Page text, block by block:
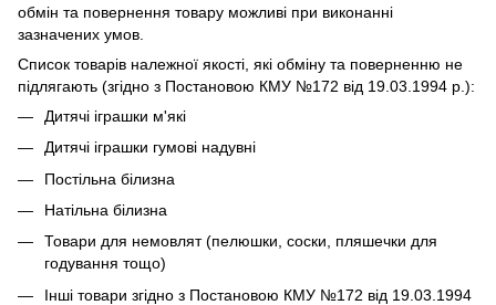
обмін та повернення товару можливі при виконанні
зазначених умов.
Список товарів належної якості, які обміну та поверненню не
підлягають (згідно з Постановою КМУ №172 від 19.03.1994 р.):
Дитячі іграшки м'які
Дитячі іграшки гумові надувні
Постільна білизна
Натільна білизна
Товари для немовлят (пелюшки, соски, пляшечки для
годування тощо)
Інші товари згідно з Постановою КМУ №172 від 19.03.1994